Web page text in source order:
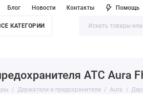
Блог Новости Контакты Помощь
КАТЕГОРИИ
ATC Aura
Держатели и предохранители Aura